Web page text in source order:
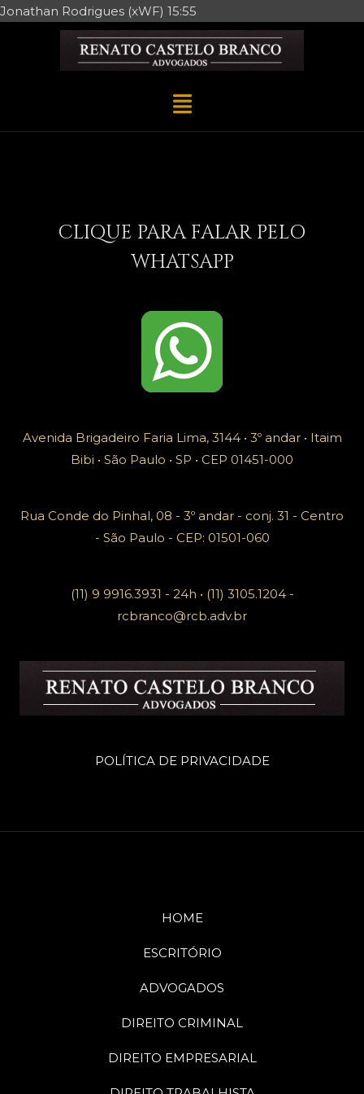
Jonathan Rodrigues (xWF) 15:55
CLIQUE PARA FALAR PELO
WHATSAPP
Avenida Brigadeiro Faria Lima, 3144 • 3º andar • Itaim
Bibi • São Paulo • SP • CEP 01451-000
Rua Conde do Pinhal, 08 - 3º andar - conj. 31 - Centro
- São Paulo - CEP: 01501-060
(11) 9 9916.3931 - 24h • (11) 3105.1204 -
rcbranco@rcb.adv.br
POLÍTICA DE PRIVACIDADE
HOME
ESCRITÓRIO
ADVOGADOS
DIREITO CRIMINAL
DIREITO EMPRESARIAL